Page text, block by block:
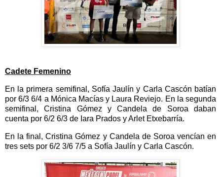
Cadete Femenino
En la primera semifinal, Sofía Jaulín y Carla Cascón batían
por 6/3 6/4 a Mónica Macías y Laura Reviejo. En la segunda
semifinal, Cristina Gómez y Candela de Soroa daban
cuenta por 6/2 6/3 de Iara Prados y Arlet Etxebarría.
En la final, Cristina Gómez y Candela de Soroa vencían en
tres sets por 6/2 3/6 7/5 a Sofía Jaulín y Carla Cascón.